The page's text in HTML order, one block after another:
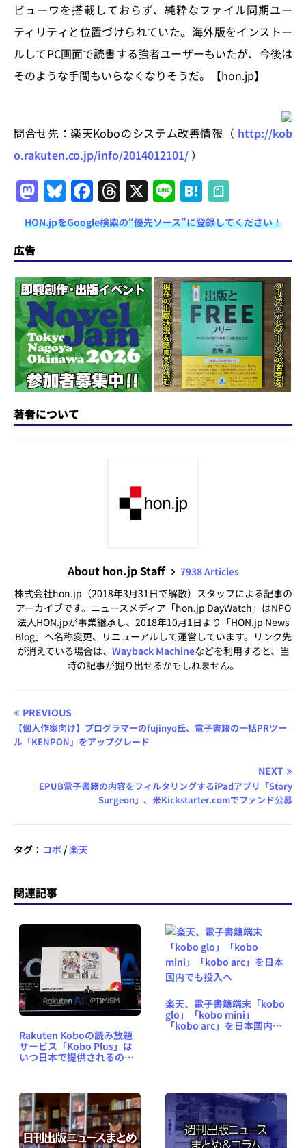
ビューワを搭載しておらず、純粋なファイル同期ユー
ティリティと位置づけられていた。海外版をインストー
ルしてPC画面で読書する強者ユーザーもいたが、今後は
そのような手間もいらなくなりそうだ。【hon.jp】
問合せ先：楽天Koboのシステム改善情報（ http://kob
o.rakuten.co.jp/info/2014012101/ ）
M
a
st
o
d
o
n
Bl
u
e
s
k
y
F
a
c
e
b
o
o
k
T
h
re
a
d
s
X Li
n
e
H
at
e
n
a
HON.jpをGoogle検索の“優先ソース”に登録してください！
広告
著者について
About hon.jp Staff
7938 Articles
株式会社hon.jp（2018年3月31日で解散）スタッフによる記事の
アーカイブです。ニュースメディア「hon.jp DayWatch」はNPO
法人HON.jpが事業継承し、2018年10月1日より「HON.jp News
Blog」へ名称変更、リニューアルして運営しています。リンク先
が消えている場合は、 Wayback Machineなどを利用すると、当
時の記事が掘り出せるかもしれません。
PREVIOUS
【個人作家向け】プログラマーのfujinyo氏、電子書籍の一括PRツー
ル「KENPON」をアップグレード
NEXT
EPUB電子書籍の内容をフィルタリングするiPadアプリ「Story
Surgeon」、米Kickstarter.comでファンド公募
タグ： コボ /楽天
関連記事
Rakuten Koboの読み放題
サービス「Kobo Plus」は
いつ日本で提供されるの
楽天、電子書籍端末「kobo
glo」「kobo mini」
「kobo arc」を日本国内で